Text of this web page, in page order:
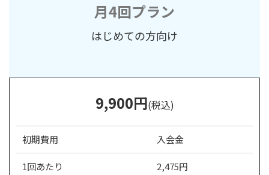
月4回プラン
はじめての方向け
9,900円(税込)
初期費用 入会金
1回あたり 2,475円